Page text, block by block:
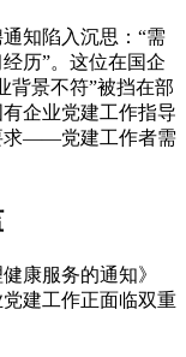
知陷入沉思：“需
历”。这位在国企
背景不符”被挡在部
企业党建工作指导
求——党建工作者需
康服务的通知》
党建工作正面临双重